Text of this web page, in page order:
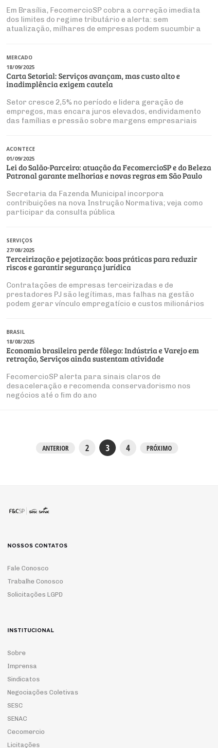
Em Brasília, FecomercioSP cobra a correção imediata
dos limites do regime tributário e alerta: sem
atualização, milhares de empresas podem sucumbir a
MERCADO
18/09/2025
Carta Setorial: Serviços avançam, mas custo alto e
inadimplência exigem cautela
Setor cresce 2,5% no período e lidera geração de
empregos, mas encara juros elevados, endividamento
das famílias e pressão sobre margens empresariais
ACONTECE
01/09/2025
Lei do Salão-Parceiro: atuação da FecomercioSP e do Beleza
Patronal garante melhorias e novas regras em São Paulo
Secretaria da Fazenda Municipal incorpora
contribuições na nova Instrução Normativa; veja como
participar da consulta pública
SERVIÇOS
27/08/2025
Terceirização e pejotização: boas práticas para reduzir
riscos e garantir segurança jurídica
Contratações de empresas terceirizadas e de
prestadores PJ são legítimas, mas falhas na gestão
podem gerar vínculo empregatício e custos milionários
BRASIL
18/08/2025
Economia brasileira perde fôlego: Indústria e Varejo em
retração, Serviços ainda sustentam atividade
FecomercioSP alerta para sinais claros de
desaceleração e recomenda conservadorismo nos
negócios até o fim do ano
ANTERIOR 2 3 4 PRÓXIMO
NOSSOS CONTATOS
Fale Conosco
Trabalhe Conosco
Solicitações LGPD
INSTITUCIONAL
Sobre
Imprensa
Sindicatos
Negociações Coletivas
SESC
SENAC
Cecomercio
Licitações